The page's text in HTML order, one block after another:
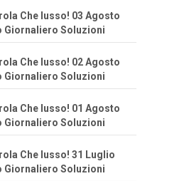
Che lusso! 03 Agosto
Giornaliero Soluzioni
Che lusso! 02 Agosto
Giornaliero Soluzioni
Che lusso! 01 Agosto
Giornaliero Soluzioni
Che lusso! 31 Luglio
Giornaliero Soluzioni